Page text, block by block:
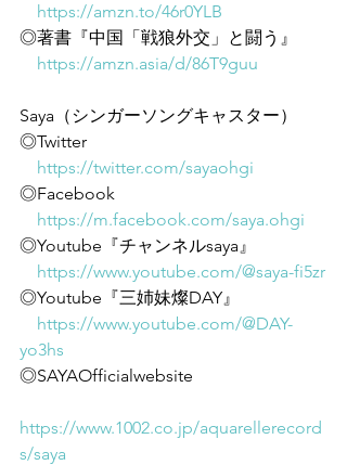
https://amzn.to/46r0YLB
◎著書『中国「戦狼外交」と闘う』
https://amzn.asia/d/86T9guu
Saya（シンガーソングキャスター）
◎Twitter
https://twitter.com/sayaohgi
◎Facebook
https://m.facebook.com/saya.ohgi
◎Youtube『チャンネルsaya』
https://www.youtube.com/@saya-fi5zr
◎Youtube『三姉妹燦DAY』
https://www.youtube.com/@DAY-
yo3hs
◎SAYAOfficialwebsite
https://www.1002.co.jp/aquarellerecord
s/saya